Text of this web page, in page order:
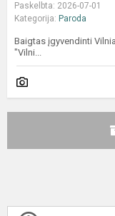
Paskelbta: 2026-07-01
Kategorija: Paroda
Baigtas įgyvendinti
"Vilni...